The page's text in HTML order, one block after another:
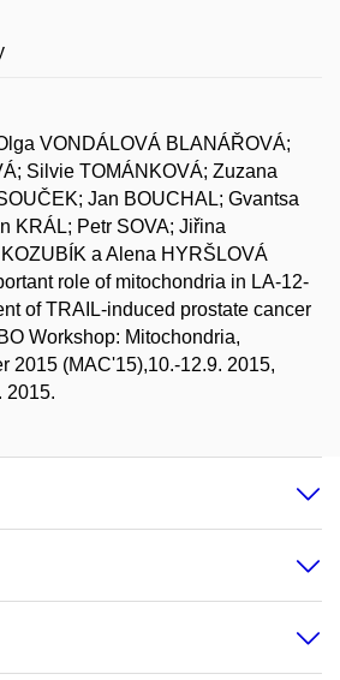
VONDÁLOVÁ BLANÁŘOVÁ;
Silvie TOMÁNKOVÁ; Zuzana
Jan BOUCHAL; Gvantsa
KRÁL; Petr SOVA; Jiřina
a Alena HYRŠLOVÁ
role of mitochondria in LA-12-
of TRAIL-induced prostate cancer
Workshop: Mitochondria,
2015 (MAC'15),10.-12.9. 2015,
2015.